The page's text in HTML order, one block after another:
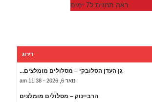
ראה תחזית ל7 ימים
דירוג
גן העדן הסלובקי – מסלולים מומלצים...
ינואר 6, 2026 - 11:38 am
הרביינוק – מסלולים מומלצים